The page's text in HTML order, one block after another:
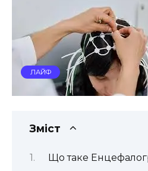
ЛАЙФ
Зміст
Що таке